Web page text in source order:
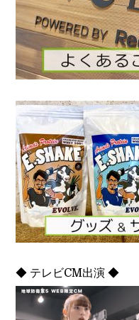
◆ テレビCM出演 ◆